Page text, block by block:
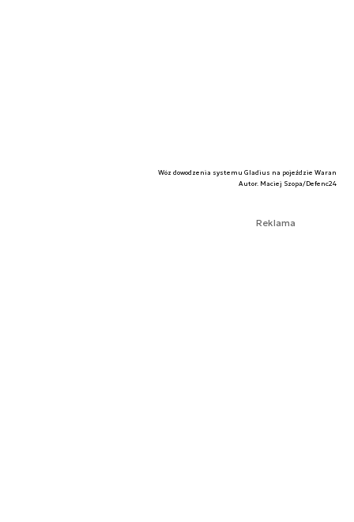
Wóz dowodzenia systemu Gladius na pojeździe Waran
Autor. Maciej Szopa/Defenc24
Reklama